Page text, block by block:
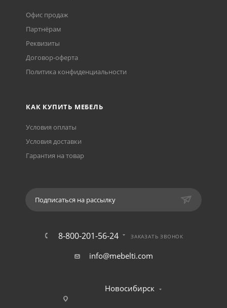
Офис продаж
Партнёрам
Реквизиты
Договор-оферта
Политика конфиденциальности
КАК КУПИТЬ МЕБЕЛЬ
Условия оплаты
Условия доставки
Гарантия на товар
Подписаться на рассылку
8-800-201-56-24 ЗАКАЗАТЬ ЗВОНОК
info@mebelti.com
Новосибирск